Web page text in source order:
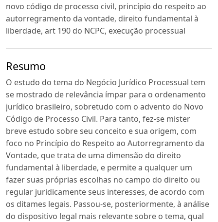
novo código de processo civil, princípio do respeito ao
autorregramento da vontade, direito fundamental à
liberdade, art 190 do NCPC, execução processual
Resumo
O estudo do tema do Negócio Jurídico Processual tem
se mostrado de relevância ímpar para o ordenamento
jurídico brasileiro, sobretudo com o advento do Novo
Código de Processo Civil. Para tanto, fez-se mister
breve estudo sobre seu conceito e sua origem, com
foco no Princípio do Respeito ao Autorregramento da
Vontade, que trata de uma dimensão do direito
fundamental à liberdade, e permite a qualquer um
fazer suas próprias escolhas no campo do direito ou
regular juridicamente seus interesses, de acordo com
os ditames legais. Passou-se, posteriormente, à análise
do dispositivo legal mais relevante sobre o tema, qual